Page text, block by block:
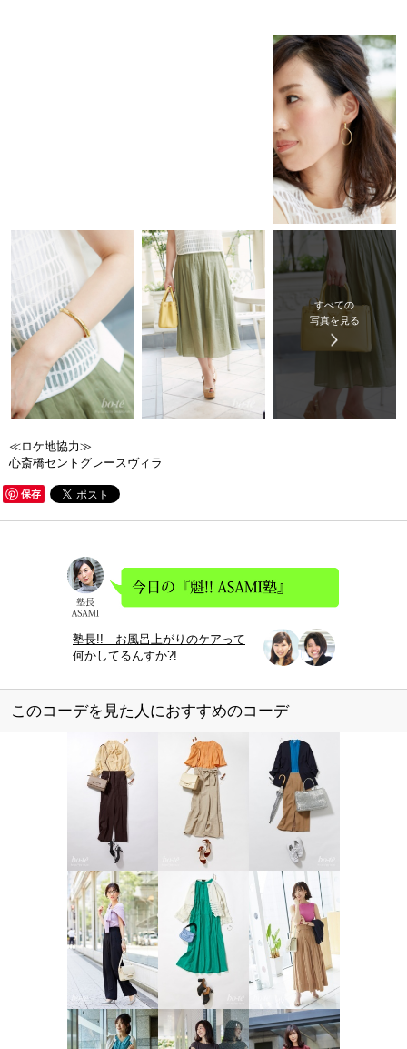
すべての
写真を見る
≪ロケ地協力≫
心斎橋セントグレースヴィラ
保存
塾長!! お風呂上がりのケアって
何かしてるんすか?!
このコーデを見た人におすすめのコーデ